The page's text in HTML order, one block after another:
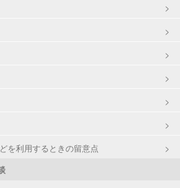
を利用するときの留意点